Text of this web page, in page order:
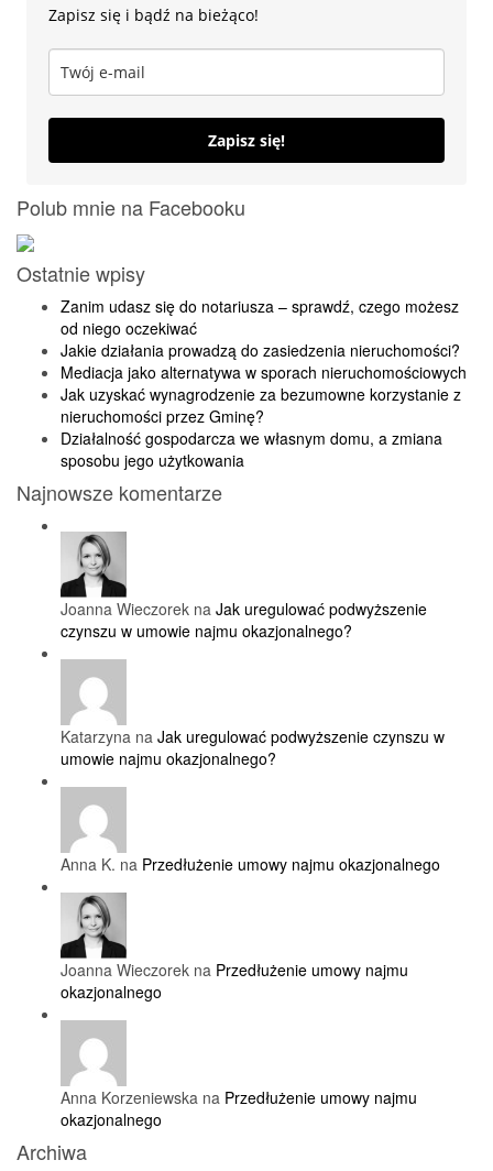
Zapisz się i bądź na bieżąco!
Zapisz się!
Polub mnie na Facebooku
Ostatnie wpisy
Zanim udasz się do notariusza – sprawdź, czego możesz
od niego oczekiwać
Jakie działania prowadzą do zasiedzenia nieruchomości?
Mediacja jako alternatywa w sporach nieruchomościowych
Jak uzyskać wynagrodzenie za bezumowne korzystanie z
nieruchomości przez Gminę?
Działalność gospodarcza we własnym domu, a zmiana
sposobu jego użytkowania
Najnowsze komentarze
Joanna Wieczorek na Jak uregulować podwyższenie
czynszu w umowie najmu okazjonalnego?
Katarzyna na Jak uregulować podwyższenie czynszu w
umowie najmu okazjonalnego?
Anna K. na Przedłużenie umowy najmu okazjonalnego
Joanna Wieczorek na Przedłużenie umowy najmu
okazjonalnego
Anna Korzeniewska na Przedłużenie umowy najmu
okazjonalnego
Archiwa